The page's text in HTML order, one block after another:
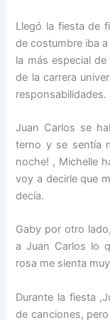
Llegó la fiesta de
de costumbre iba
la más especial
de la carrera
responsabilidades.
Juan Carlos se
terno y se sentía
noche! , Michelle
voy a decirle que
decía.
Gaby por otro
a Juan Carlos lo
rosa me sienta
Durante la fiesta
de canciones,